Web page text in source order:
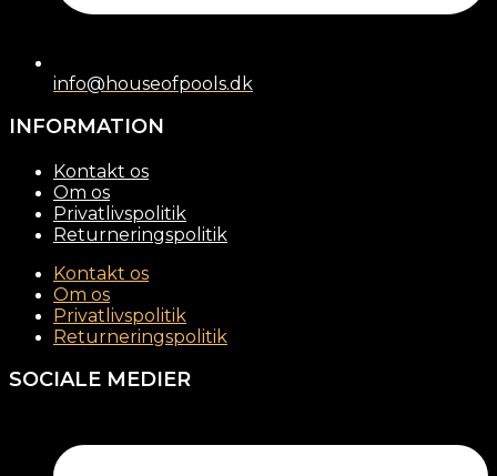
info@houseofpools.dk
INFORMATION
Kontakt os
Om os
Privatlivspolitik
Returneringspolitik
Kontakt os
Om os
Privatlivspolitik
Returneringspolitik
SOCIALE MEDIER